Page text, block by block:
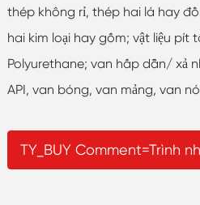
thép không rỉ, thép hai lá hay
hai kim loại hay gốm; vật liệu pít
Polyurethane; van hấp dẫn/ xả
API, van bóng, van mảng, van
TY_BUY Comment=Trình